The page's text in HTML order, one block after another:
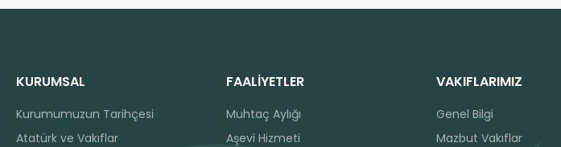
KURUMSAL
Kurumumuzun Tarihçesi
Atatürk ve Vakıflar
FAALİYETLER
Muhtaç Aylığı
Aşevi Hizmeti
VAKIFLARIMIZ
Genel Bilgi
Mazbut Vakıflar